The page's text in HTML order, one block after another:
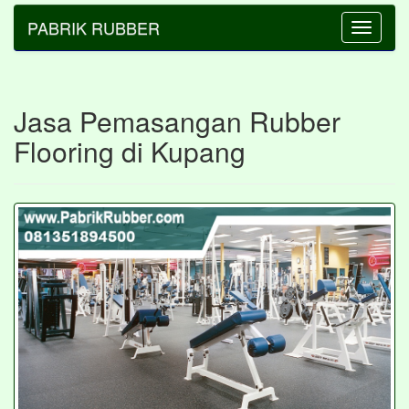
Toggle
PABRIK RUBBER
Jasa Pemasangan Rubber
Flooring di Kupang